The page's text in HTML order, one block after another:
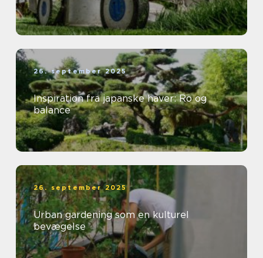
26. september 2025
Inspiration fra japanske haver: Ro og
balance
26. september 2025
Urban gardening som en kulturel
bevægelse